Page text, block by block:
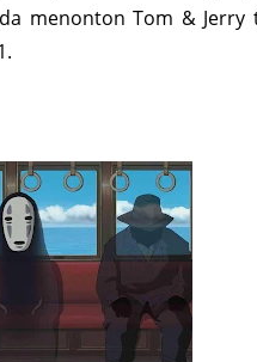
menonton Tom & Jerry